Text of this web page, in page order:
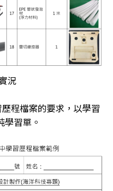
況
程檔案的要求，以學習
學習單。